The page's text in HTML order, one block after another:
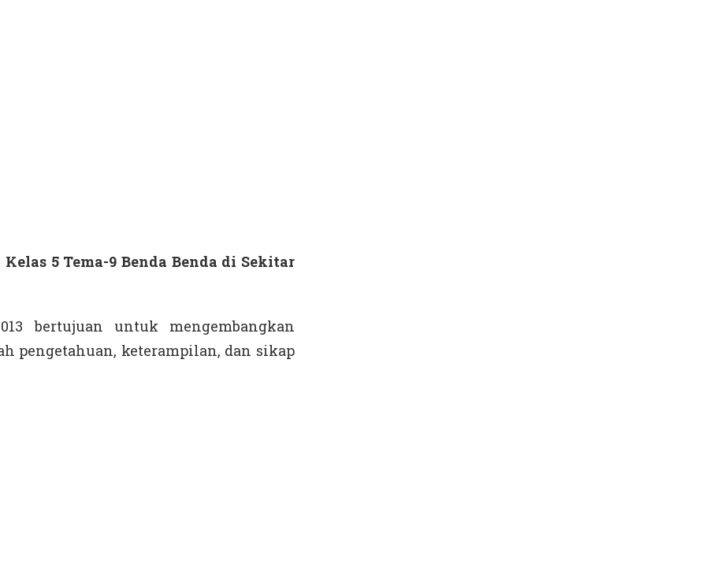
5 Tema-9 Benda Benda di Sekitar
bertujuan untuk mengembangkan
pengetahuan, keterampilan, dan sikap